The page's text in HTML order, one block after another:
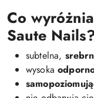
Co
Saute
subtelna,
wysoka